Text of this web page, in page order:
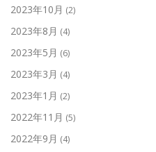
2023年10月 (2)
2023年8月 (4)
2023年5月 (6)
2023年3月 (4)
2023年1月 (2)
2022年11月 (5)
2022年9月 (4)